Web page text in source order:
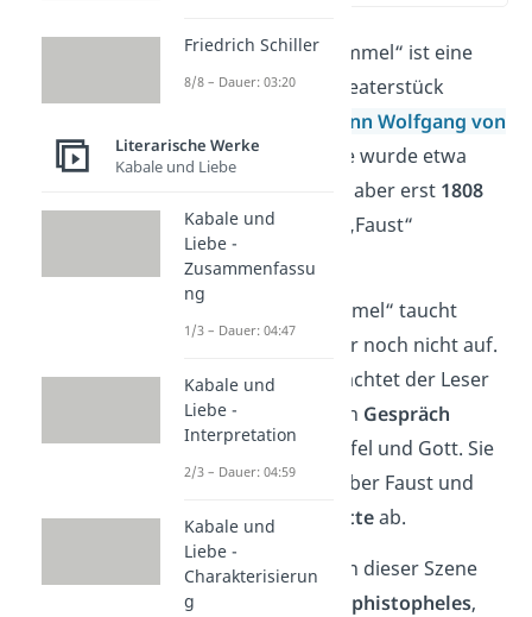
Der „Prolog im Himmel“ ist eine
Szene aus dem Theaterstück
Johann Wolfgang von
Goethe. Die Szene wurde etwa
1780 geschrieben, aber erst 1808
mit dem Rest von „Faust“
veröffentlicht.
Im „Prolog im Himmel“ taucht
Faust als Charakter noch nicht auf.
Stattdessen beobachtet der Leser
bzw. Zuschauer ein Gespräch
zwischen dem Teufel und Gott. Sie
unterhalten sich über Faust und
schließen eine
Wetteab.
Wichtige Figuren in dieser Szene
sind der Teufel
Mephistopheles,
Friedrich Schiller
8/8 – Dauer: 03:20
Literarische Werke
Kabale und Liebe
Kabale und
Liebe -
Zusammenfassu
ng
1/3 – Dauer: 04:47
Kabale und
Liebe -
Interpretation
2/3 – Dauer: 04:59
Kabale und
Liebe -
Charakterisierun
g